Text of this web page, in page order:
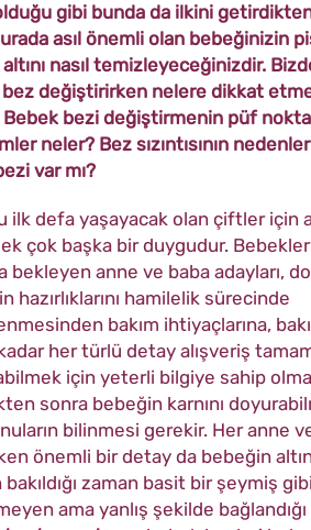
gibi bunda da ilkini
asıl önemli olan bebeğinizin
nasıl temizleyeceğinizdir.
bez değiştirirken nelere dikkat
bezi değiştirmenin püf
neler? Bez sızıntısının
var mı?
ilk defa yaşayacak olan çiftler için
çok başka bir duygudur.
bekleyen anne ve baba adayları,
hamilelik sürecinde
bakım ihtiyaçlarına,
her türlü detay alışveriş
için yeterli bilgiye sahip
sonra bebeğin karnını
bilinmesi gerekir. Her anne
önemli bir detay da bebeğin
zaman basit bir şeymiş gibi
ama yanlış şekilde